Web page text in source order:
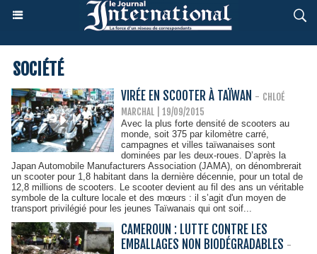
SOCIÉTÉ
VIRÉE EN SCOOTER À TAÏWAN - CHLOÉ
MARCHAL | 19/09/2015
Avec la plus forte densité de scooters au
monde, soit 375 par kilomètre carré,
campagnes et villes taïwanaises sont
dominées par les deux-roues. D’après la
Japan Automobile Manufacturers Association (JAMA), on dénombrerait
un scooter pour 1,8 habitant dans la dernière décennie, pour un total de
12,8 millions de scooters. Le scooter devient au fil des ans un véritable
symbole de la culture locale et des mœurs : il s’agit d'un moyen de
transport privilégié pour les jeunes Taïwanais qui ont soif...
CAMEROUN : LUTTE CONTRE LES
EMBALLAGES NON BIODÉGRADABLES -